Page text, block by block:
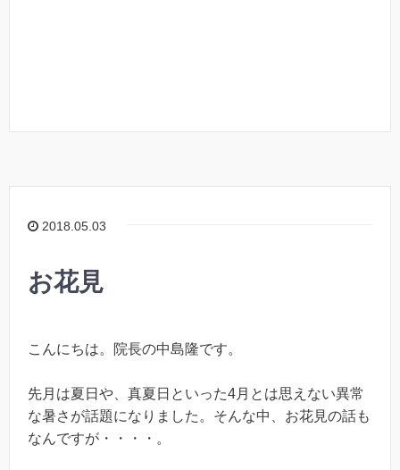
2018.05.03
お花見
こんにちは。院長の中島隆です。
先月は夏日や、真夏日といった4月とは思えない異常
な暑さが話題になりました。そんな中、お花見の話も
なんですが・・・・。